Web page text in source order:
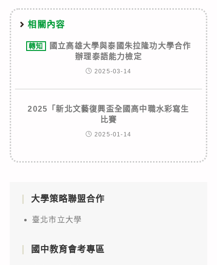
相關內容
轉知
國立高雄大學與泰國朱拉隆功大學合作
辦理泰語能力檢定
2025-03-14
2025「新北文藝復興盃全國高中職水彩寫生
比賽
2025-01-14
大學策略聯盟合作
臺北市立大學
國中教育會考專區